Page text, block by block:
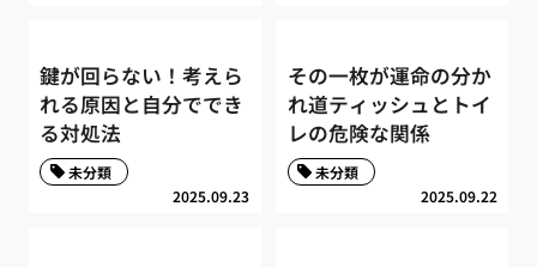
鍵が回らない！考えら
れる原因と自分ででき
る対処法
2025.09.23
未分類
その一枚が運命の分か
れ道ティッシュとトイ
レの危険な関係
2025.09.22
未分類